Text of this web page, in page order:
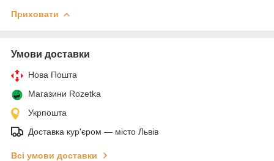
Приховати
Умови доставки
Нова Пошта
Магазини Rozetka
Укрпошта
Доставка кур'єром — місто Львів
Всі умови доставки